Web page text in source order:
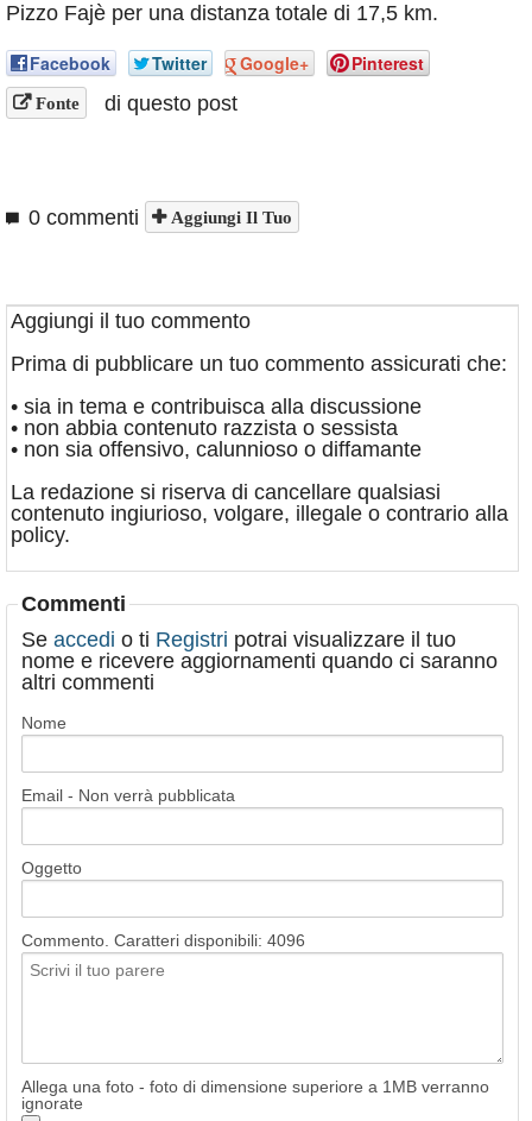
Pizzo Fajè per una distanza totale di 17,5 km.
Facebook Twitter Google+ Pinterest
Fonte di questo post
0 commenti Aggiungi Il Tuo
Aggiungi il tuo commento
Prima di pubblicare un tuo commento assicurati che:
• sia in tema e contribuisca alla discussione
• non abbia contenuto razzista o sessista
• non sia offensivo, calunnioso o diffamante
La redazione si riserva di cancellare qualsiasi
contenuto ingiurioso, volgare, illegale o contrario alla
policy.
Commenti
Se accedi o ti Registri potrai visualizzare il tuo
nome e ricevere aggiornamenti quando ci saranno
altri commenti
Nome
Email - Non verrà pubblicata
Oggetto
Commento. Caratteri disponibili: 4096
Allega una foto - foto di dimensione superiore a 1MB verranno
ignorate